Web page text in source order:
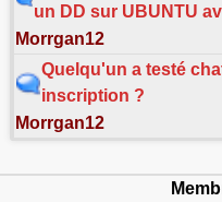
un DD sur UBUNTU
Morrgan12
Quelqu'un a testé
inscription ?
Morrgan12